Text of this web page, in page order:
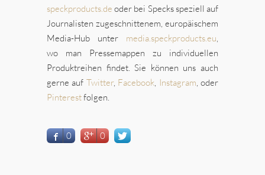
speckproducts.de oder bei Specks speziell auf
Journalisten zugeschnittenem, europäischem
Media-Hub unter media.speckproducts.eu,
wo man Pressemappen zu individuellen
Produktreihen findet. Sie können uns auch
gerne auf Twitter, Facebook, Instagram, oder
Pinterestfolgen.
0 0